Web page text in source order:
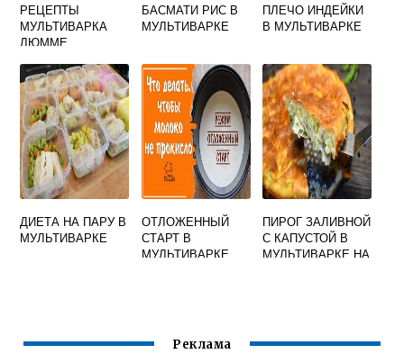
РЕЦЕПТЫ
МУЛЬТИВАРКА
ЛЮММЕ
БАСМАТИ РИС В
МУЛЬТИВАРКЕ
ПЛЕЧО ИНДЕЙКИ
В МУЛЬТИВАРКЕ
ДИЕТА НА ПАРУ В
МУЛЬТИВАРКЕ
ОТЛОЖЕННЫЙ
СТАРТ В
МУЛЬТИВАРКЕ
ПИРОГ ЗАЛИВНОЙ
С КАПУСТОЙ В
МУЛЬТИВАРКЕ НА
Реклама